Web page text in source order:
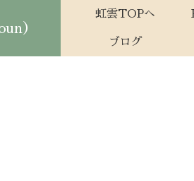
）
虹雲TOPへ
ブログ